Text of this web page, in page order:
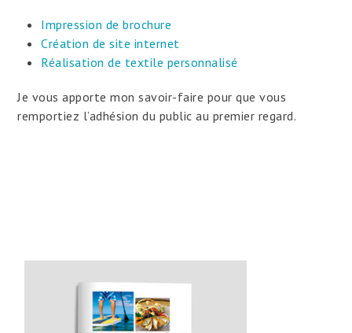
Impression de brochure
Création de site internet
Réalisation de textile personnalisé
Je vous apporte mon savoir-faire pour que vous
remportiez l’adhésion du public au premier regard.